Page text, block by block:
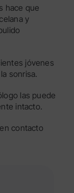
hace que
y
jóvenes
sonrisa.
las puede
intacto.
contacto